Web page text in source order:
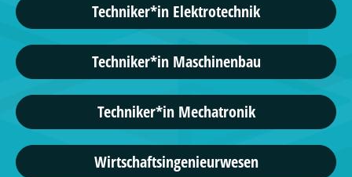
Techniker*in Elektrotechnik
Techniker*in Maschinenbau
Techniker*in Mechatronik
Wirtschaftsingenieurwesen